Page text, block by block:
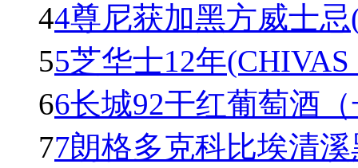
44尊尼获加黑方威士忌
55芝华士12年
66长城92干红葡萄酒
77朗格多克科比埃清